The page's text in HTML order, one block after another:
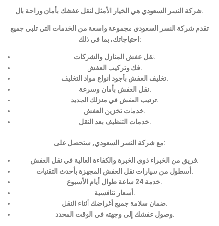
شركة النسر السعودي هي الخيار الأمثل لنقل عفشك بأمان وراحة بال.
تقدم شركة النسر السعودي مجموعة واسعة من الخدمات التي تلبي جميع
احتياجاتك، بما في ذلك:
نقل عفش المنازل والشركات.
فك وتركيب العفش.
تغليف العفش بأجود أنواع مواد التغليف.
نقل العفش بأمان وسرعة.
ترتيب العفش في منزلك الجديد.
خدمات تخزين العفش.
خدمات التنظيف بعد النقل.
مع شركة النسر السعودي, ستحصل على:
فريق من الخبراء ذوي الخبرة والكفاءة العالية في نقل العفش.
أسطول من سيارات نقل العفش المجهزة بأحدث التقنيات.
خدمة 24 ساعة طوال أيام الأسبوع.
أسعار تنافسية.
ضمان سلامة جميع أغراضك أثناء النقل.
وصول عفشك إلى وجهته في الوقت المحدد.